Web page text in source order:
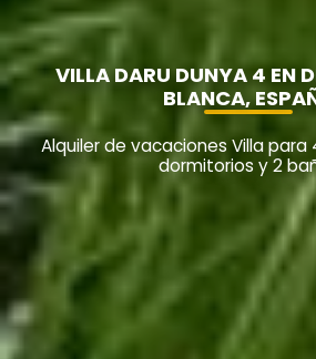
VILLA DARU DUNYA 4 EN
BLANCA,
Alquiler de vacaciones Villa para
dormitorios y 2